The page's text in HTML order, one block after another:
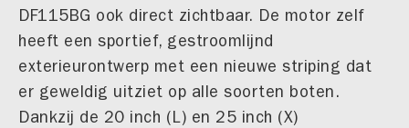
DF115BG ook direct zichtbaar. De motor zelf
heeft een sportief, gestroomlijnd
exterieurontwerp met een nieuwe striping dat
er geweldig uitziet op alle soorten boten.
Dankzij de 20 inch (L) en 25 inch (X)